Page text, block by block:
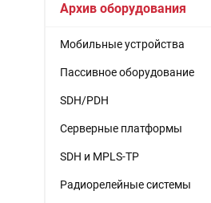
Архив оборудования
Мобильные устройства
Пассивное оборудование
SDH/PDH
Серверные платформы
SDH и MPLS-TP
Радиорелейные системы